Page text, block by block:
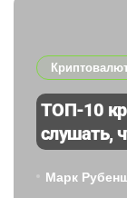
ТОП-10
слушать,
Марк